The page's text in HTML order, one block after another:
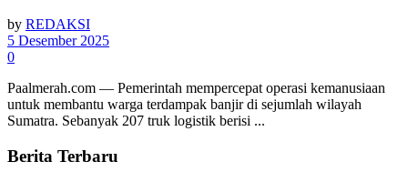
by REDAKSI
5 Desember 2025
0
Paalmerah.com — Pemerintah mempercepat operasi kemanusiaan
untuk membantu warga terdampak banjir di sejumlah wilayah
Sumatra. Sebanyak 207 truk logistik berisi ...
Berita Terbaru